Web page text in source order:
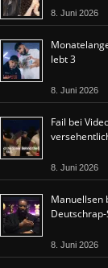
8. Juni 2026
lebt 3
8. Juni 2026
Fail bei
8. Juni 2026
Manuellsen
8. Juni 2026